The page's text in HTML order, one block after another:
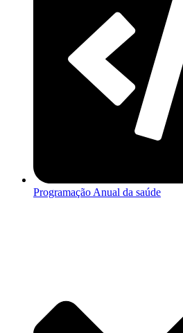
Programação Anual da saúde